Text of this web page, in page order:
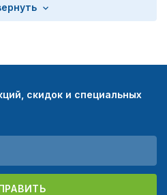
скидок и специальных